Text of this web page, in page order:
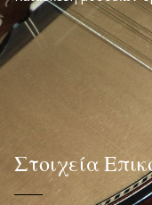
Στοιχεία